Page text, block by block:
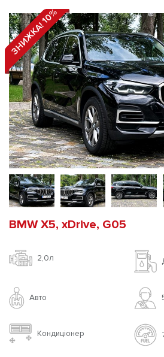
ЗНИЖКА! 10%
BMW X5, xDrive, G05
2,0л
Авто
Кондиціонер